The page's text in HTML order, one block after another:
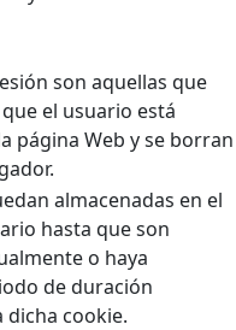
son aquellas que
el usuario está
página Web y se borran
almacenadas en el
hasta que son
o haya
de duración
dicha cookie.